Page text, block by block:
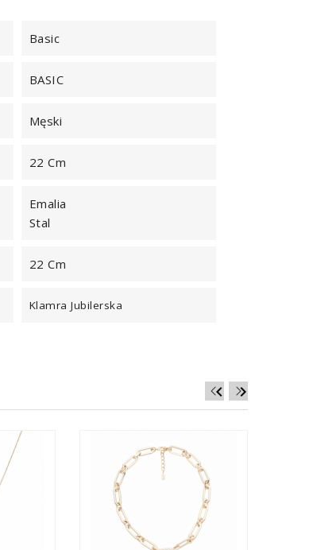
Basic
BASIC
Męski
22 Cm
Emalia
Stal
22 Cm
Klamra Jubilerska
 